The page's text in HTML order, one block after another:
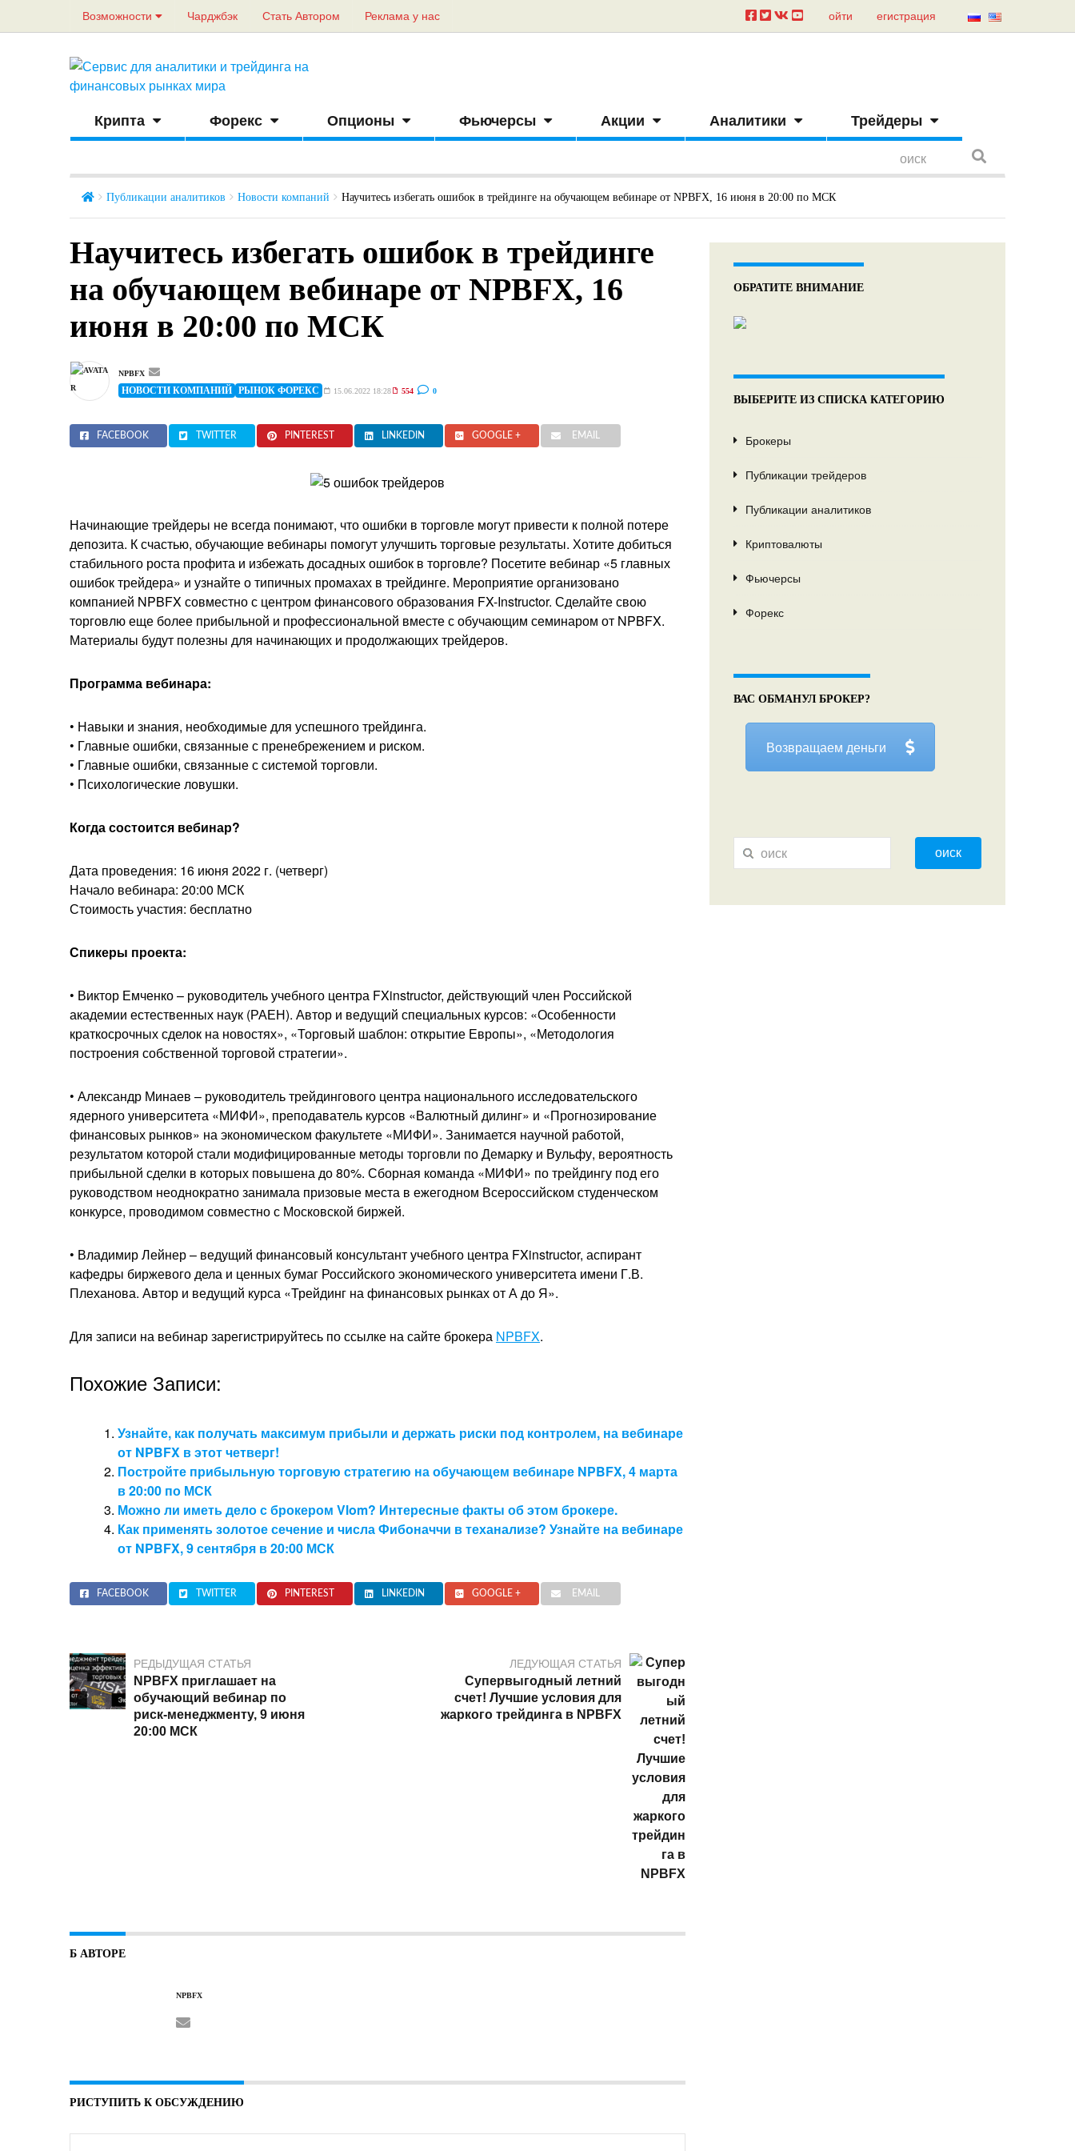
Возможности Чарджбэк Стать Автором Реклама у нас ойти егистрация
Крипта Форекс Опционы Фьючерсы Акции Аналитики Трейдеры
Публикации аналитиков Новости компаний Научитесь избегать ошибок в трейдинге на обучающем вебинаре от NPBFX, 16 июня в 20:00 по МСК
Научитесь избегать ошибок в трейдинге
на обучающем вебинаре от NPBFX, 16
июня в 20:00 по МСК
NPBFX
НОВОСТИ КОМПАНИЙ РЫНОК ФОРЕКС 15.06.2022 18:28 554 0
FACEBOOK TWITTER PINTEREST LINKEDIN GOOGLE + EMAIL
Начинающие трейдеры не всегда понимают, что ошибки в торговле могут привести к полной потере
депозита. К счастью, обучающие вебинары помогут улучшить торговые результаты. Хотите добиться
стабильного роста профита и избежать досадных ошибок в торговле? Посетите вебинар «5 главных
ошибок трейдера» и узнайте о типичных промахах в трейдинге. Мероприятие организовано
компанией NPBFX совместно с центром финансового образования FX-Instructor. Сделайте свою
торговлю еще более прибыльной и профессиональной вместе с обучающим семинаром от NPBFX.
Материалы будут полезны для начинающих и продолжающих трейдеров.
Программа вебинара:
• Навыки и знания, необходимые для успешного трейдинга.
• Главные ошибки, связанные с пренебрежением и риском.
• Главные ошибки, связанные с системой торговли.
• Психологические ловушки.
Когда состоится вебинар?
Дата проведения: 16 июня 2022 г. (четверг)
Начало вебинара: 20:00 МСК
Стоимость участия: бесплатно
Спикеры проекта:
• Виктор Емченко – руководитель учебного центра FXinstructor, действующий член Российской
академии естественных наук (РАЕН). Автор и ведущий специальных курсов: «Особенности
краткосрочных сделок на новостях», «Торговый шаблон: открытие Европы», «Методология
построения собственной торговой стратегии».
• Александр Минаев – руководитель трейдингового центра национального исследовательского
ядерного университета «МИФИ», преподаватель курсов «Валютный дилинг» и «Прогнозирование
финансовых рынков» на экономическом факультете «МИФИ». Занимается научной работой,
результатом которой стали модифицированные методы торговли по Демарку и Вульфу, вероятность
прибыльной сделки в которых повышена до 80%. Сборная команда «МИФИ» по трейдингу под его
руководством неоднократно занимала призовые места в ежегодном Всероссийском студенческом
конкурсе, проводимом совместно с Московской биржей.
• Владимир Лейнер – ведущий финансовый консультант учебного центра FXinstructor, аспирант
кафедры биржевого дела и ценных бумаг Российского экономического университета имени Г.В.
Плеханова. Автор и ведущий курса «Трейдинг на финансовых рынках от А до Я».
Для записи на вебинар зарегистрируйтесь по ссылке на сайте брокера NPBFX.
Похожие Записи:
Узнайте, как получать максимум прибыли и держать риски под контролем, на вебинаре
от NPBFX в этот четверг!
Постройте прибыльную торговую стратегию на обучающем вебинаре NPBFX, 4 марта
в 20:00 по МСК
Можно ли иметь дело с брокером Vlom? Интересные факты об этом брокере.
Как применять золотое сечение и числа Фибоначчи в теханализе? Узнайте на вебинаре
от NPBFX, 9 сентября в 20:00 МСК
FACEBOOK TWITTER PINTEREST LINKEDIN GOOGLE + EMAIL
РЕДЫДУЩАЯ СТАТЬЯ
NPBFX приглашает на
обучающий вебинар по
риск-менеджменту, 9 июня
20:00 МСК
ЛЕДУЮЩАЯ СТАТЬЯ
Супервыгодный летний
счет! Лучшие условия для
жаркого трейдинга в NPBFX
Б АВТОРЕ
NPBFX
РИСТУПИТЬ К ОБСУЖДЕНИЮ
ОБРАТИТЕ ВНИМАНИЕ
ВЫБЕРИТЕ ИЗ СПИСКА КАТЕГОРИЮ
Брокеры
Публикации трейдеров
Публикации аналитиков
Криптовалюты
Фьючерсы
Форекс
ВАС ОБМАНУЛ БРОКЕР?
Возвращаем деньги
оиск